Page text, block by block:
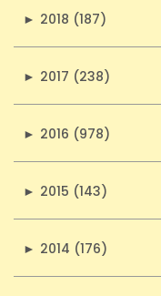
► 2018 (187)
► 2017 (238)
► 2016 (978)
► 2015 (143)
► 2014 (176)